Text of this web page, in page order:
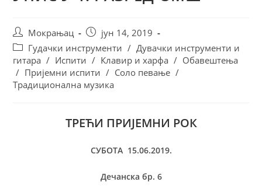
Мокрањац
јун 14, 2019
Гудачки инструменти / Дувачки инструменти и
гитара / Испити / Клавир и харфа / Обавештења
/ Пријемни испити / Соло певање /
Традиционална музика
ТРЕЋИ ПРИЈЕМНИ РОК
СУБОТА 15.06.2019.
Дечанска бр. 6